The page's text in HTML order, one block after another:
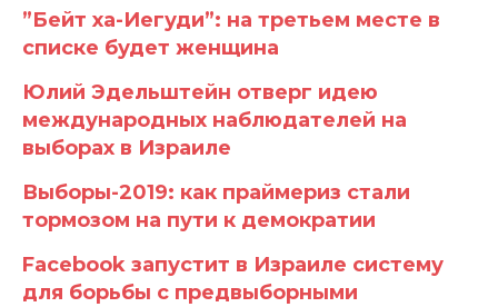
”Бейт ха-Иегуди”: на третьем месте в
списке будет женщина
Юлий Эдельштейн отверг идею
международных наблюдателей на
выборах в Израиле
Выборы-2019: как праймериз стали
тормозом на пути к демократии
Facebook запустит в Израиле систему
для борьбы с предвыборными